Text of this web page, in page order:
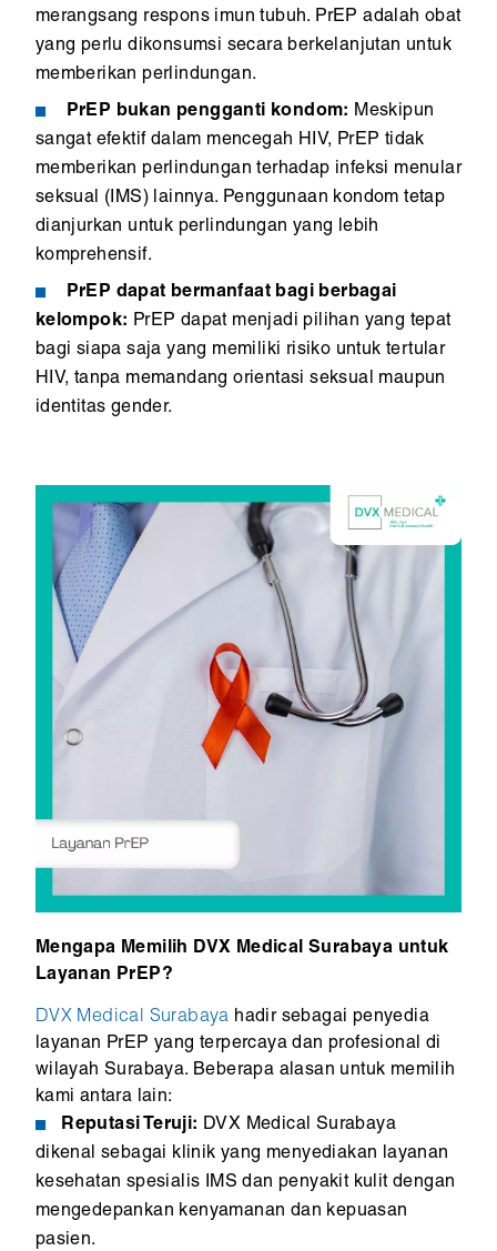
merangsang respons imun tubuh. PrEP adalah obat
yang perlu dikonsumsi secara berkelanjutan untuk
memberikan perlindungan.
PrEP bukan pengganti kondom: Meskipun
sangat efektif dalam mencegah HIV, PrEP tidak
memberikan perlindungan terhadap infeksi menular
seksual (IMS) lainnya. Penggunaan kondom tetap
dianjurkan untuk perlindungan yang lebih
komprehensif.
PrEP dapat bermanfaat bagi berbagai
kelompok: PrEP dapat menjadi pilihan yang tepat
bagi siapa saja yang memiliki risiko untuk tertular
HIV, tanpa memandang orientasi seksual maupun
identitas gender.
Mengapa Memilih DVX Medical Surabaya untuk
Layanan PrEP?
DVX Medical Surabaya hadir sebagai penyedia
layanan PrEP yang terpercaya dan profesional di
wilayah Surabaya. Beberapa alasan untuk memilih
kami antara lain:
Reputasi Teruji: DVX Medical Surabaya
dikenal sebagai klinik yang menyediakan layanan
kesehatan spesialis IMS dan penyakit kulit dengan
mengedepankan kenyamanan dan kepuasan
pasien.